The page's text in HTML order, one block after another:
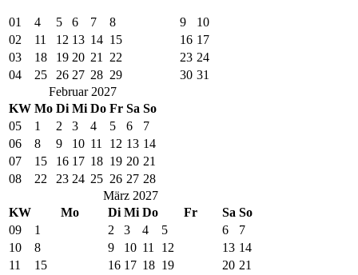
01 4 5 6 7 8 9
10
02
11 12 13 14 15 16 17
03
18 19 20 21 22 23 24
04
25 26 27 28 29 30 31
Februar 2027
KW Mo Di Mi Do Fr Sa So
05
1 2 3 4 5 6
7
06
8 9 10 11 12 13 14
07
15 16 17 18 19 20 21
08
22 23 24 25 26 27 28
März 2027
KW
Mo Di Mi Do Fr Sa So
09
1 2 3 4 5 6
7
10
8 9 10 11 12 13 14
11
15 16 17 18 19 20 21